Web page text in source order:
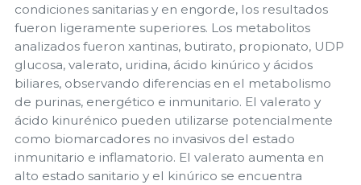
condiciones sanitarias y en engorde, los resultados
fueron ligeramente superiores. Los metabolitos
analizados fueron xantinas, butirato, propionato, UDP
glucosa, valerato, uridina, ácido kinúrico y ácidos
biliares, observando diferencias en el metabolismo
de purinas, energético e inmunitario. El valerato y
ácido kinurénico pueden utilizarse potencialmente
como biomarcadores no invasivos del estado
inmunitario e inflamatorio. El valerato aumenta en
alto estado sanitario y el kinúrico se encuentra